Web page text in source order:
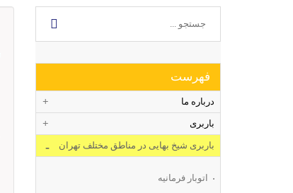
فهرست
درباره ما
باربری
باربری شیخ بهایی در مناطق مختلف تهران
اتوبار فرمانیه